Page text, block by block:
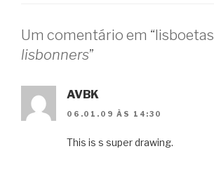
Um comentário em “lisboetas |
lisbonners”
AVBK
06.01.09 ÀS 14:30
This is s super drawing.